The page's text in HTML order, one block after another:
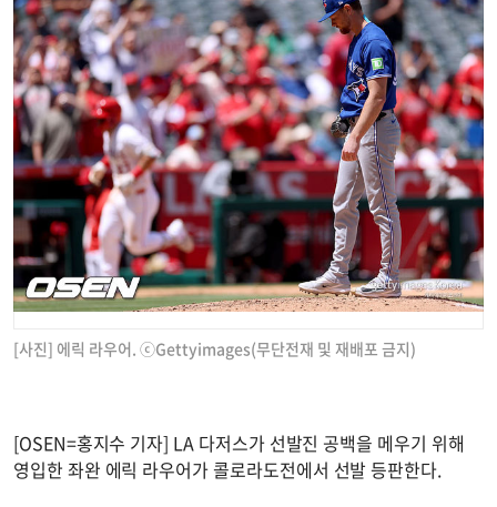
[사진] 에릭 라우어. ⓒGettyimages(무단전재 및 재배포 금지)
[OSEN=홍지수 기자] LA 다저스가 선발진 공백을 메우기 위해
영입한 좌완 에릭 라우어가 콜로라도전에서 선발 등판한다.